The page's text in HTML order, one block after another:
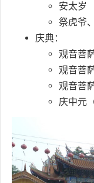
安太岁
祭虎爷
庆典：
观音菩
观音菩
观音菩
庆中元